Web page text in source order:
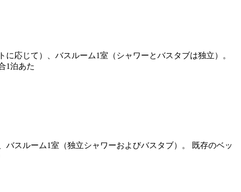
応じて）、バスルーム1室（シャワーとバスタブは独立）。
1泊あた
スルーム1室（独立シャワーおよびバスタブ）。 既存のベッ